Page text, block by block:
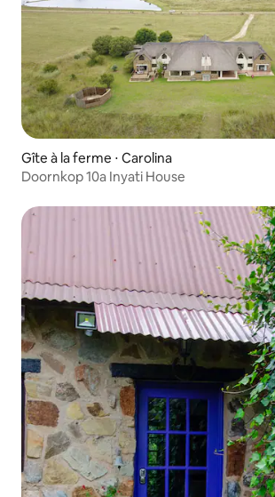
Gîte à la ferme ⋅ Carolina
Doornkop 10a Inyati House